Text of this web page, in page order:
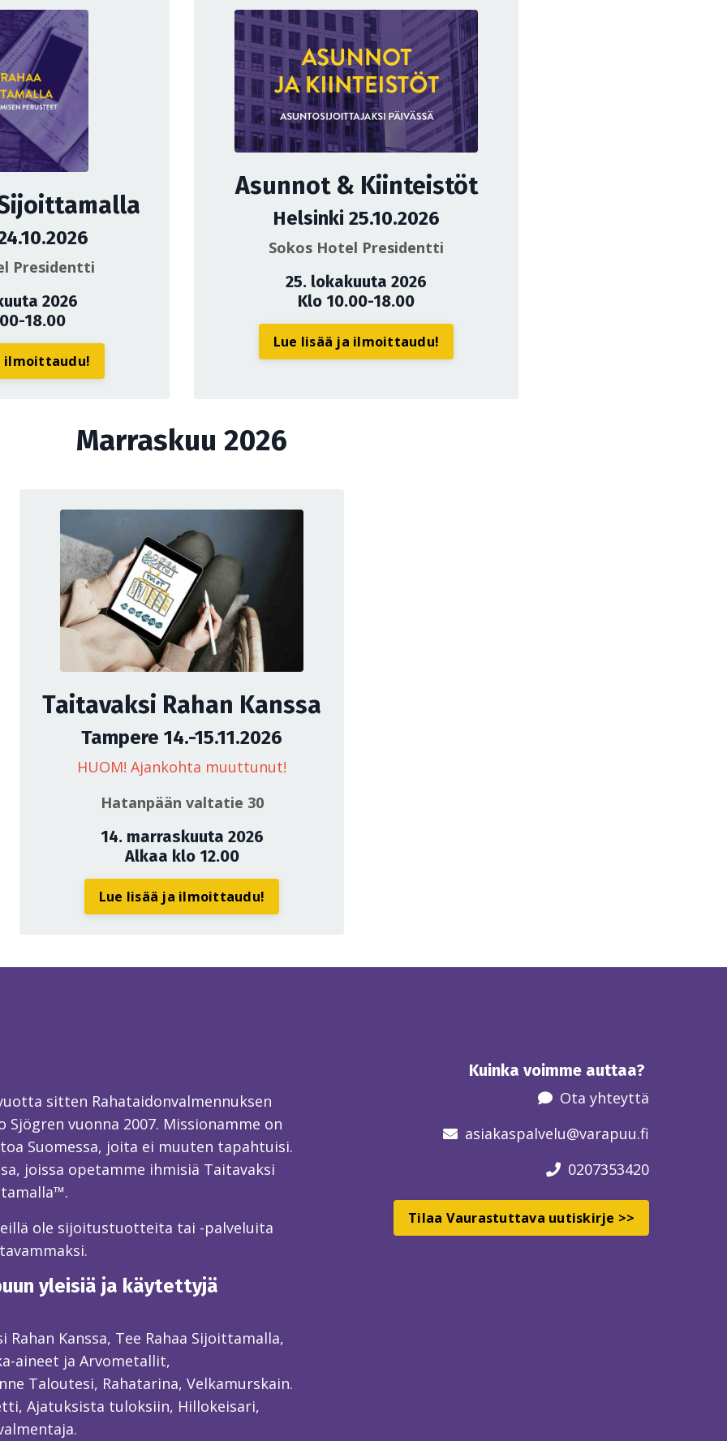
Presidentti
2026
18.00
ilmoittaudu!
Asunnot & Kiinteistöt
Helsinki 25.10.2026
Sokos Hotel Presidentti
25. lokakuuta 2026
Klo 10.00-18.00
Lue lisää ja ilmoittaudu!
Marraskuu 2026
Taitavaksi Rahan Kanssa
Tampere 14.-15.11.2026
HUOM! Ajankohta muuttunut!
Hatanpään valtatie 30
14. marraskuuta 2026
Alkaa klo 12.00
Lue lisää ja ilmoittaudu!
sitten Rahataidonvalmennuksen
vuonna 2007. Missionamme on
Suomessa, joita ei muuten tapahtuisi.
joissa opetamme ihmisiä Taitavaksi
ole sijoitustuotteita tai -palveluita
yleisiä ja käytettyjä
Kanssa, Tee Rahaa Sijoittamalla,
aineet ja Arvometallit,
Taloutesi, Rahatarina, Velkamurskain.
Ajatuksista tuloksiin, Hillokeisari,
Kuinka voimme auttaa?
Ota yhteyttä
asiakaspalvelu@varapuu.fi
0207353420
Tilaa Vaurastuttava uutiskirje >>